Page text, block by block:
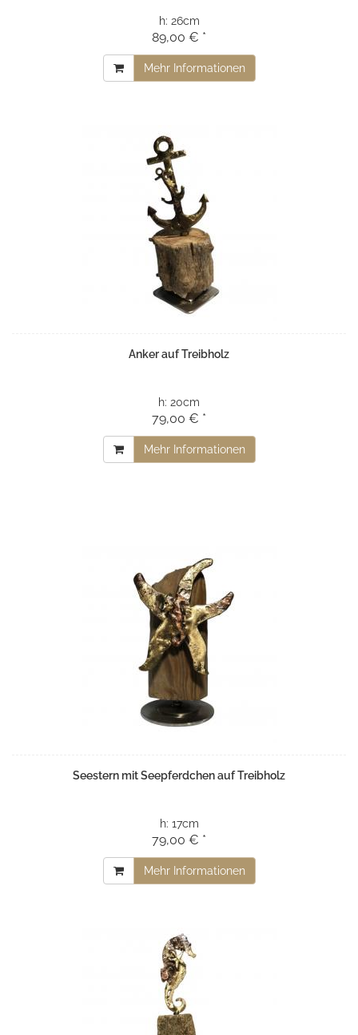
h: 26cm
89,00 € *
Mehr Informationen
Anker auf Treibholz
h: 20cm
79,00 € *
Mehr Informationen
Seestern mit Seepferdchen auf Treibholz
h: 17cm
79,00 € *
Mehr Informationen